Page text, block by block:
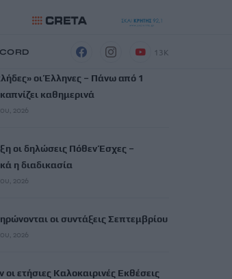
13K
οι Έλληνες – Πάνω από 1
καθημερινά
2026
οι δηλώσεις Πόθεν Έσχες –
η διαδικασία
2026
οι συντάξεις Σεπτεμβρίου
2026
οι ετήσιες Καλοκαιρινές Εκθέσεις